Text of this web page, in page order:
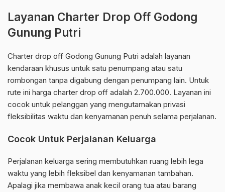
Layanan Charter Drop Off Godong
Gunung Putri
Charter drop off Godong Gunung Putri adalah layanan
kendaraan khusus untuk satu penumpang atau satu
rombongan tanpa digabung dengan penumpang lain. Untuk
rute ini harga charter drop off adalah 2.700.000. Layanan ini
cocok untuk pelanggan yang mengutamakan privasi
fleksibilitas waktu dan kenyamanan penuh selama perjalanan.
Cocok Untuk Perjalanan Keluarga
Perjalanan keluarga sering membutuhkan ruang lebih lega
waktu yang lebih fleksibel dan kenyamanan tambahan.
Apalagi jika membawa anak kecil orang tua atau barang